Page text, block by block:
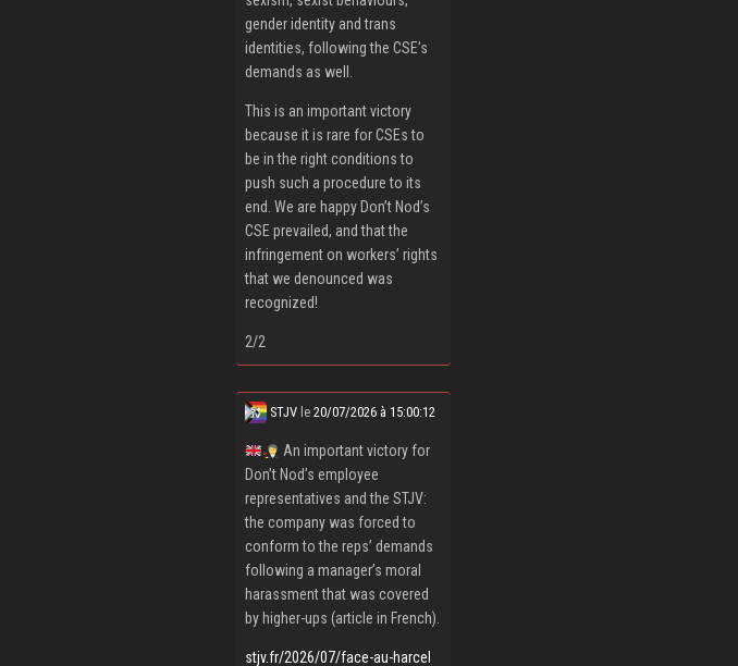
gender identity and trans
identities, following the CSE’s
demands as well.
This is an important victory
because it is rare for CSEs to
be in the right conditions to
push such a procedure to its
end. We are happy Don’t Nod’s
CSE prevailed, and that the
infringement on workers’ rights
that we denounced was
recognized!
2/2
STJV le20/07/2026 à 15:00:12
An important victory for
Don’t Nod’s employee
representatives and the STJV:
the company was forced to
conform to the reps’ demands
following a manager’s moral
harassment that was covered
by higher-ups (article in French).
stjv.fr/2026/07/face-au-harcel